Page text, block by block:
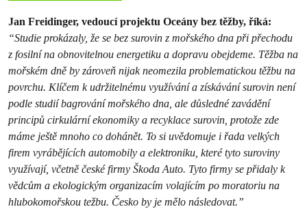
Jan Freidinger, vedoucí projektu Oceány bez těžby, říká:
“Studie prokázaly, že se bez surovin z mořského dna při přechodu
z fosilní na obnovitelnou energetiku a dopravu obejdeme. Těžba na
mořském dně by zároveň nijak neomezila problematickou těžbu na
povrchu. Klíčem k udržitelnému využívání a získávání surovin není
podle studií bagrování mořského dna, ale důsledné zavádění
principů cirkulární ekonomiky a recyklace surovin, protože zde
máme ještě mnoho co dohánět. To si uvědomuje i řada velkých
firem vyrábějících automobily a elektroniku, které tyto suroviny
využívají, včetně české firmy Škoda Auto. Tyto firmy se přidaly k
vědcům a ekologickým organizacím volajícím po moratoriu na
hlubokomořskou težbu. Česko by je mělo následovat.”